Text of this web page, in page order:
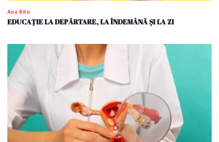
Ana Bitu
EDUCAȚIE LA DEPĂRTARE, LA ÎNDEMÂNĂ ȘI LA ZI